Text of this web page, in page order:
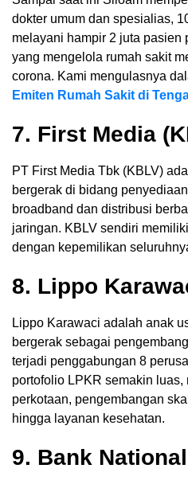
dokter umum dan spesialias,
melayani hampir 2 juta pasien
yang mengelola rumah sakit
corona. Kami mengulasnya
Emiten Rumah Sakit di
7. First Media
PT First Media Tbk (KBLV)
bergerak di bidang
broadband dan distribusi
jaringan. KBLV sendiri
dengan kepemilikan
8. Lippo
Lippo Karawaci adalah anak
bergerak sebagai
terjadi penggabungan 8
portofolio LPKR semakin
perkotaan, pengembangan
hingga layanan kesehatan.
9. Bank